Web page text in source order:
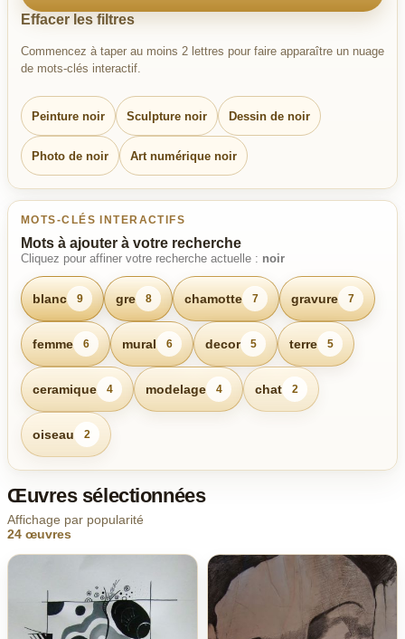
Effacer les filtres
Commencez à taper au moins 2 lettres pour faire apparaître un nuage
de mots-clés interactif.
Peinture noir Sculpture noir Dessin de noir
Photo de noir Art numérique noir
MOTS-CLÉS INTERACTIFS
Mots à ajouter à votre recherche
Cliquez pour affiner votre recherche actuelle : noir
blanc 9 gre 8 chamotte 7 gravure 7
femme 6 mural 6 decor 5 terre 5
ceramique 4 modelage 4 chat 2
oiseau 2
Œuvres sélectionnées
Affichage par popularité
24 œuvres